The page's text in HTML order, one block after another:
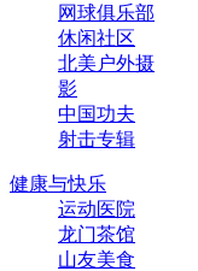
网球俱乐部
休闲社区
北美户外摄
影
中国功夫
射击专辑
健康与快乐
运动医院
龙门茶馆
山友美食